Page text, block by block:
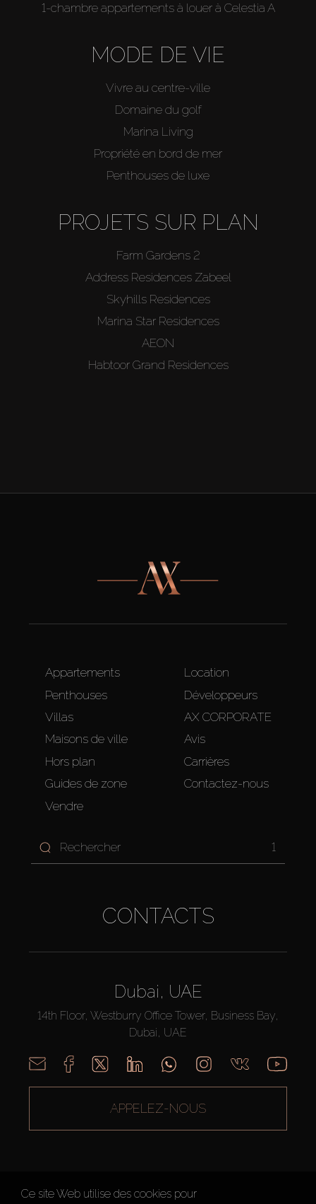
1-chambre appartements à louer à Celestia A
MODE DE VIE
Vivre au centre-ville
Domaine du golf
Marina Living
Propriété en bord de mer
Penthouses de luxe
PROJETS SUR PLAN
Farm Gardens 2
Address Residences Zabeel
Skyhills Residences
Marina Star Residences
AEON
Habtoor Grand Residences
Appartements
Penthouses
Villas
Maisons de ville
Hors plan
Guides de zone
Vendre
Location
Développeurs
AX CORPORATE
Avis
Carrières
Contactez-nous
1
CONTACTS
Dubai, UAE
14th Floor, Westburry Office Tower, Business Bay,
Dubai, UAE
APPELEZ-NOUS
Ce site Web utilise des cookies pour